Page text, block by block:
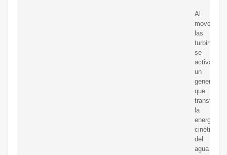
Al
mover
las
turbinas,
se
activa
un
generador
que
transforma
la
energía
cinética
del
agua